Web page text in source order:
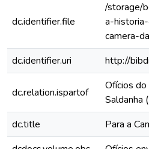
dc.identifier.file
/storage/
a-
camera-
dc.identifier.uri
http://
dc.relation.ispartof
Ofícios
dc.title
Para a